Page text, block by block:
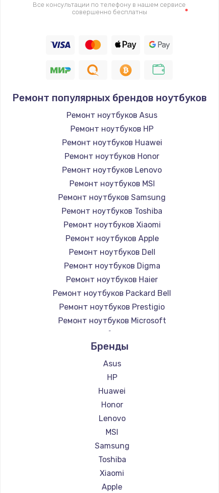
Все консультации по телефону в нашем сервисе
совершенно бесплатны
Ремонт популярных брендов ноутбуков
Ремонт ноутбуков Asus
Ремонт ноутбуков HP
Ремонт ноутбуков Huawei
Ремонт ноутбуков Honor
Ремонт ноутбуков Lenovo
Ремонт ноутбуков MSI
Ремонт ноутбуков Samsung
Ремонт ноутбуков Toshiba
Ремонт ноутбуков Xiaomi
Ремонт ноутбуков Apple
Ремонт ноутбуков Dell
Ремонт ноутбуков Digma
Ремонт ноутбуков Haier
Ремонт ноутбуков Packard Bell
Ремонт ноутбуков Prestigio
Ремонт ноутбуков Microsoft
Ремонт ноутбуков Alienware
Ремонт ноутбуков Aquarius
Ремонт ноутбуков Gigabyte
Ремонт ноутбуков Aorus
Ремонт ноутбуков Maibenben
Ремонт ноутбуков Getac
Ремонт ноутбуков Epson
Ремонт ноутбуков Philips
Ремонт ноутбуков LG
Ремонт ноутбуков Panasonic
Ремонт ноутбуков Irbis
Ремонт ноутбуков Thunderobot
Бренды
Asus
HP
Huawei
Honor
Lenovo
MSI
Samsung
Toshiba
Xiaomi
Apple